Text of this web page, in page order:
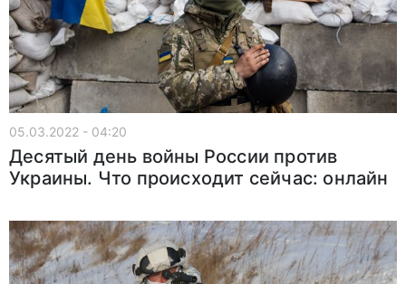
05.03.2022 - 04:20
Десятый день войны России против
Украины. Что происходит сейчас: онлайн